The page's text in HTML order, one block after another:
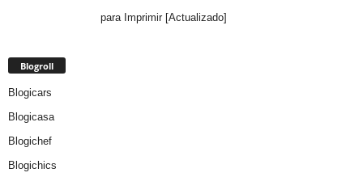
para Imprimir [Actualizado]
Blogroll
Blogicars
Blogicasa
Blogichef
Blogichics